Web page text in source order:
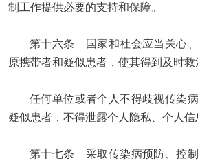
制工作提供必要的支持和保障。
第十六条 国家和社会应当关心
原携带者和疑似患者，使其得到及时救
任何单位或者个人不得歧视传染
疑似患者，不得泄露个人隐私、个人信
第十七条 采取传染病预防、控